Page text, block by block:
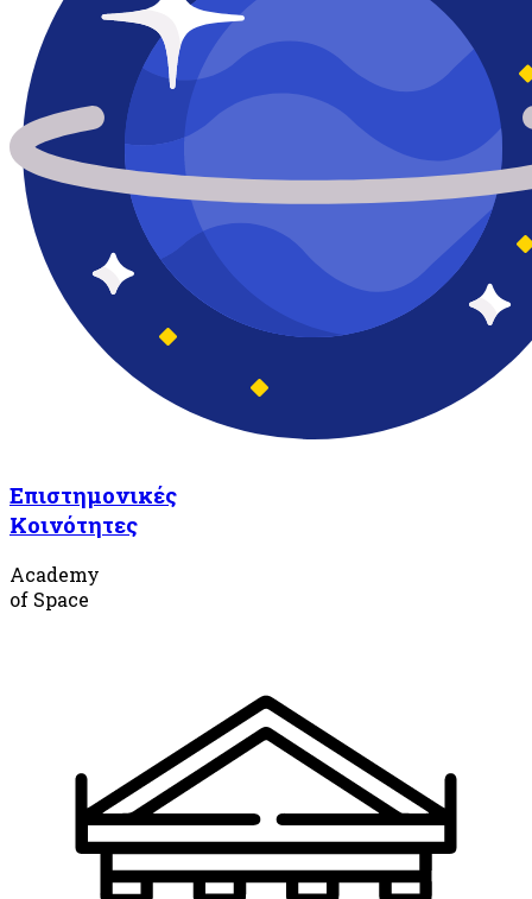
Επιστημονικές
Κοινότητες
Academy
of Space